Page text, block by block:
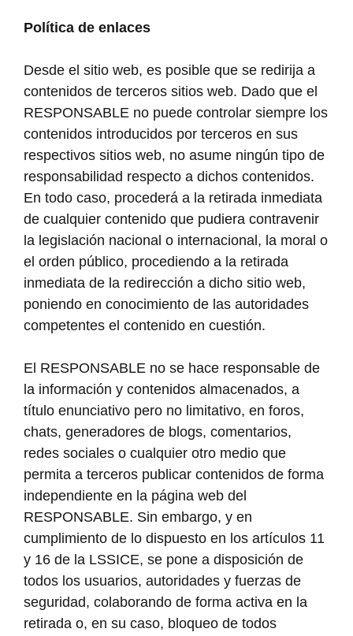
Política de enlaces
Desde el sitio web, es posible que se redirija a
contenidos de terceros sitios web. Dado que el
RESPONSABLE no puede controlar siempre los
contenidos introducidos por terceros en sus
respectivos sitios web, no asume ningún tipo de
responsabilidad respecto a dichos contenidos.
En todo caso, procederá a la retirada inmediata
de cualquier contenido que pudiera contravenir
la legislación nacional o internacional, la moral o
el orden público, procediendo a la retirada
inmediata de la redirección a dicho sitio web,
poniendo en conocimiento de las autoridades
competentes el contenido en cuestión.
El RESPONSABLE no se hace responsable de
la información y contenidos almacenados, a
título enunciativo pero no limitativo, en foros,
chats, generadores de blogs, comentarios,
redes sociales o cualquier otro medio que
permita a terceros publicar contenidos de forma
independiente en la página web del
RESPONSABLE. Sin embargo, y en
cumplimiento de lo dispuesto en los artículos 11
y 16 de la LSSICE, se pone a disposición de
todos los usuarios, autoridades y fuerzas de
seguridad, colaborando de forma activa en la
retirada o, en su caso, bloqueo de todos